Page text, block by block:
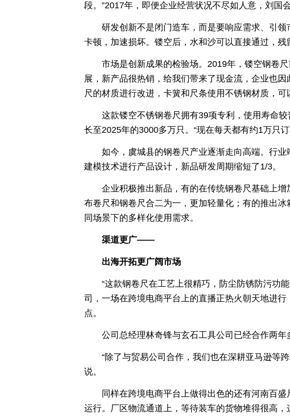
段。”2017年，即便企业经营状况不尽如人意，刘国
研发创新不是闭门造车，而是要响应需求、引
卡顿，加速损坏。镂空后，水和沙可以直接通过，残
市场是创新成果的检验场。2019年，镂空钢卷
展，新产品很热销，给我们带来了现金流，企业也
尺的材质进行改进，卡簧和尺条使用不锈钢材质，可
这款镂空不锈钢卷尺拥有39项专利，使用寿命
长至2025年的3000多万只。“现在每天都有约1万只订
如今，虞城县的钢卷尺产业逐渐走向高端。行
建模技术进行产品设计，新品研发周期缩短了1/3。
企业积极推出新品，有的在传统钢卷尺基础上
布卷尺和钢卷尺合二为一，更加轻量化；有的推出
同场景下的多样化使用需求。
渠道更广——
出海开拓更广阔市场
“这款钢卷尺在工艺上很精巧，防尘防锈防污功
司，一场在跨境电商平台上的直播正热火朝天地进
点。
公司总经理林奇锋与玄石工具公司已经合作两
“除了与贸易公司合作，我们也在深耕亚马逊等
说。
同样在跨境电商平台上做得出色的还有河南百
运行。厂区物流通道上，等待装车的货物堆得很高，